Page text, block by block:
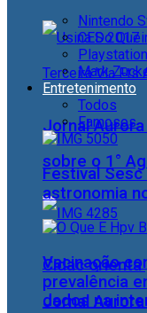
Jornal
sobre o 1°
Cidac
dados na
Nintendo
CES 2017
Mark
Entretenimento
Todos
Famosos
Festival
astronomia
Vacinação
prevalência
Jornal